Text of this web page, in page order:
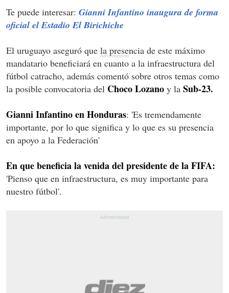
Te puede interesar: Gianni Infantino inaugura de forma
oficial el Estadio El Birichiche
El uruguayo aseguró que la presencia de este máximo
mandatario beneficiará en cuanto a la infraestructura del
fútbol catracho, además comentó sobre otros temas como
la posible convocatoria del Choco Lozano y la Sub-23.
Gianni Infantino en Honduras: 'Es tremendamente
importante, por lo que significa y lo que es su presencia
en apoyo a la Federación'
En que beneficia la venida del presidente de la FIFA:
'Pienso que en infraestructura, es muy importante para
nuestro fútbol'.